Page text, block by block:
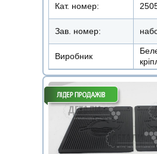
Кат. номер:
Зав. номер:
Виробник